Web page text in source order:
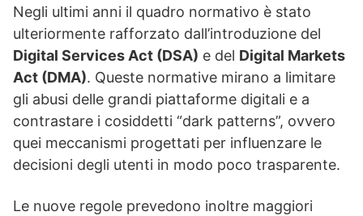
Negli ultimi anni il quadro normativo è stato
ulteriormente rafforzato dall’introduzione del
Digital Services Act (DSA) e del Digital Markets
Act (DMA). Queste normative mirano a limitare
gli abusi delle grandi piattaforme digitali e a
contrastare i cosiddetti “dark patterns”, ovvero
quei meccanismi progettati per influenzare le
decisioni degli utenti in modo poco trasparente.
Le nuove regole prevedono inoltre maggiori